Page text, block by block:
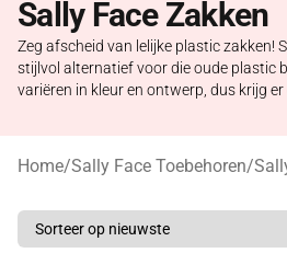
Sally Face Zakken
Zeg afscheid van lelijke plastic zakken!
stijlvol alternatief voor die oude plastic
variëren in kleur en ontwerp, dus krijg er
Home/Sally Face Toebehoren/